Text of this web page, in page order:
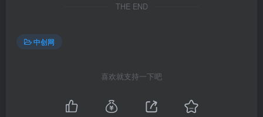
│││├──公公公公恐怖.mp4
THE END
中创网
喜欢就支持一下吧